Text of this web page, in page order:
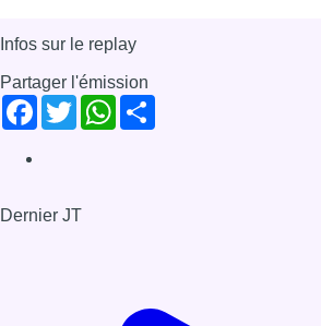
Infos sur le replay
Partager l'émission
Facebook
TwitterWhatsApp
Dernier JT